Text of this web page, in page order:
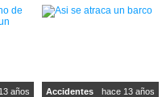
años Accidentes hace 13 años